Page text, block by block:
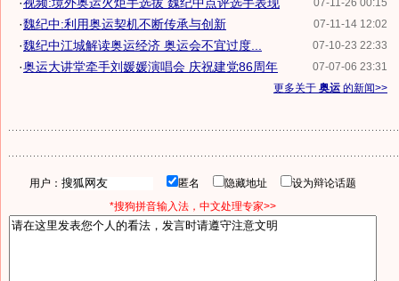
07-11-26 00:15
07-11-14 12:02
·魏纪中:利用奥运契机不断传承与创新
07-10-23 22:33
·魏纪中江城解读奥运经济 奥运会不宜过度...
07-07-06 23:31
·奥运大讲堂牵手刘媛媛演唱会 庆祝建党86周年
更多关于 奥运 的新闻>>
用户： 匿名 隐藏地址
设为辩论话题
*搜狗拼音输入法，中文处理专家>>